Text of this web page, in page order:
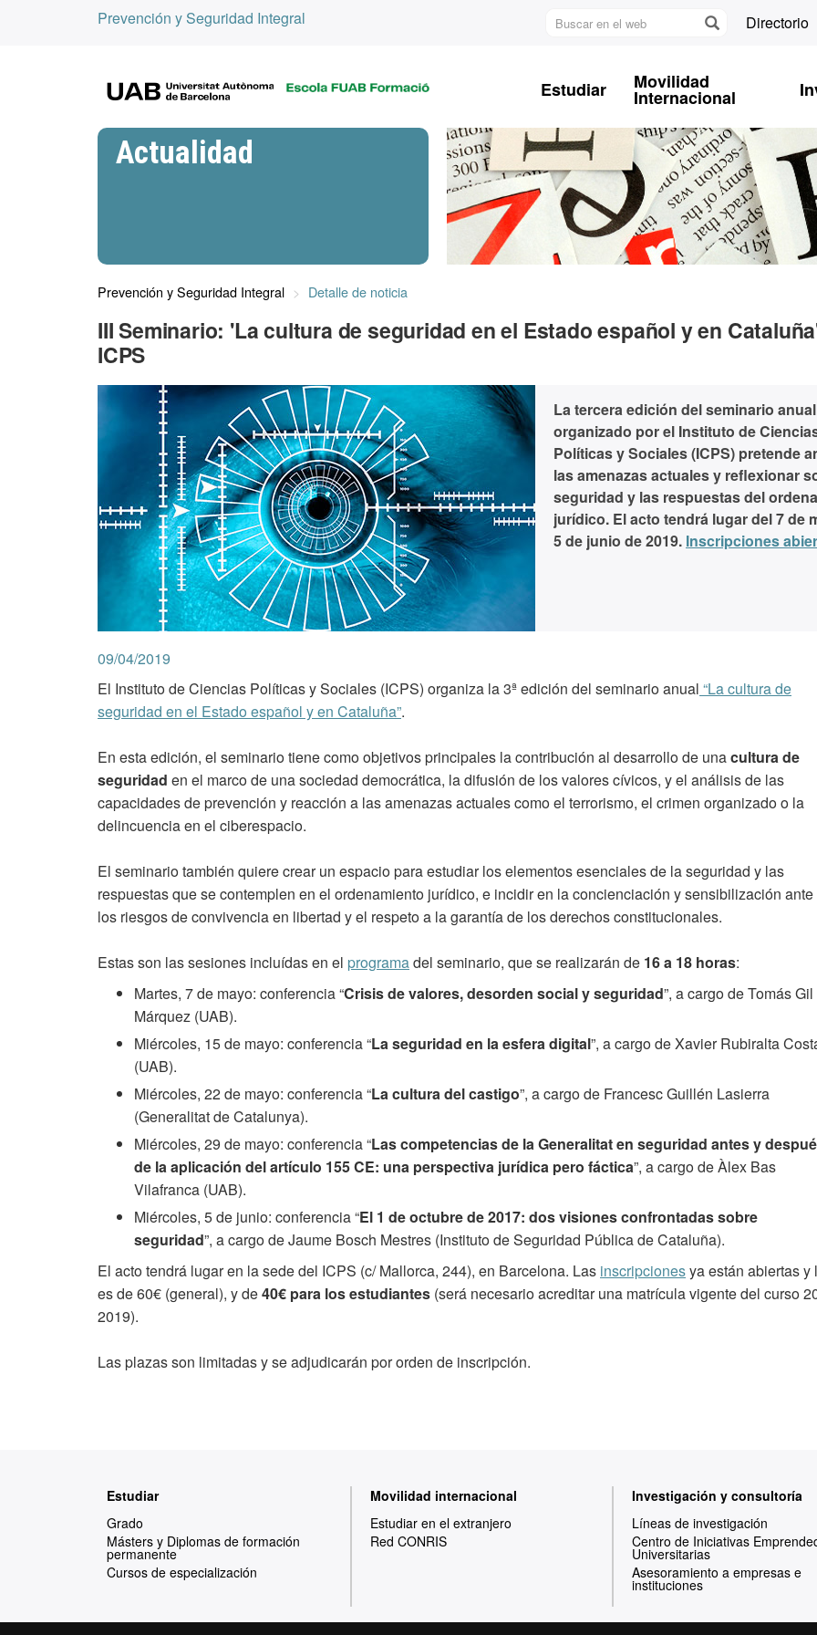
Prevención y Seguridad Integral
Buscar
Directorio
B
Estudiar Movilidad
Internacional
Actualidad
Prevención y Seguridad Integral Detalle de noticia
III Seminario: 'La cultura de seguridad en el Estado español y en
ICPS
La tercera edición del seminario anual
organizado por el Instituto de
Políticas y Sociales (ICPS) pretende
las amenazas actuales y reflexionar
seguridad y las respuestas del
jurídico. El acto tendrá lugar del 7 de
5 de junio de 2019. Inscripciones
09/04/2019
El Instituto de Ciencias Políticas y Sociales (ICPS) organiza la 3ª edición del seminario anual “La cultura de
seguridad en el Estado español y en Cataluña”.
En esta edición, el seminario tiene como objetivos principales la contribución al desarrollo de unacultura de
seguridad en el marco de una sociedad democrática, la difusión de los valores cívicos, y el análisis de las
capacidades de prevención y reacción a las amenazas actuales como el terrorismo, el crimen organizado o la
delincuencia en el ciberespacio.
El seminario también quiere crear un espacio para estudiar los elementos esenciales de la seguridad y las
respuestas que se contemplen en el ordenamiento jurídico, e incidir en la concienciación y sensibilización ante
los riesgos de convivencia en libertad y el respeto a la garantía de los derechos constitucionales.
Estas son las sesiones incluídas en el programadel seminario, que se realizarán de 16 a 18 horas:
Martes, 7 de mayo: conferencia “Crisis de valores, desorden social y seguridad”, a cargo de Tomás Gil
Márquez (UAB).
Miércoles, 15 de mayo: conferencia “La seguridad en la esfera digital”, a cargo de Xavier Rubiralta
(UAB).
Miércoles, 22 de mayo: conferencia “La cultura del castigo”, a cargo de Francesc Guillén Lasierra
(Generalitat de Catalunya).
Miércoles, 29 de mayo: conferencia “Las competencias de la Generalitat en seguridad antes y
de la aplicación del artículo 155 CE: una perspectiva jurídica pero fáctica”, a cargo de Àlex Bas
Vilafranca (UAB).
Miércoles, 5 de junio: conferencia “El 1 de octubre de 2017: dos visiones confrontadas sobre
seguridad”, a cargo de Jaume Bosch Mestres (Instituto de Seguridad Pública de Cataluña).
El acto tendrá lugar en la sede del ICPS (c/ Mallorca, 244), en Barcelona. Las inscripcionesya están abiertas y
es de 60€ (general), y de40€ para los estudiantes (será necesario acreditar una matrícula vigente del curso
2019).
Las plazas son limitadas y se adjudicarán por orden de inscripción.
Estudiar
Grado
Másters y Diplomas de formación
permanente
Cursos de especialización
Movilidad internacional
Estudiar en el extranjero
Red CONRIS
Investigación y consultoría
Líneas de investigación
Centro de Iniciativas
Universitarias
Asesoramiento a empresas e
instituciones